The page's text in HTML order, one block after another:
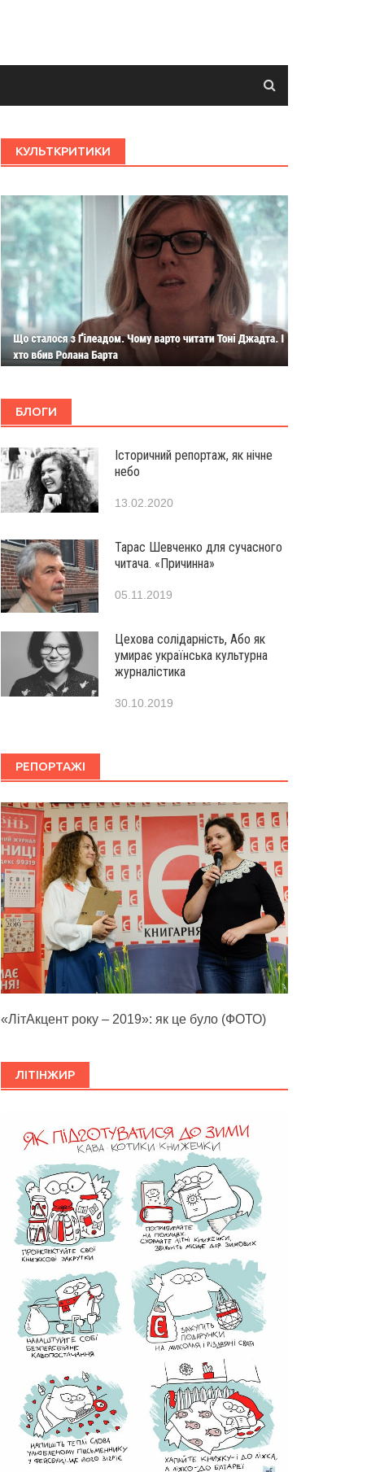
КУЛЬТКРИТИКИ
БЛОГИ
Історичний репортаж, як нічне
небо
13.02.2020
Тарас Шевченко для сучасного
читача. «Причинна»
05.11.2019
Цехова солідарність, Або як
умирає українська культурна
журналістика
30.10.2019
РЕПОРТАЖІ
«ЛітАкцент року – 2019»: як це було (ФОТО)
ЛІТІНЖИР